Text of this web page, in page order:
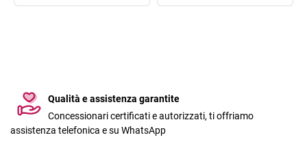
Qualità e assistenza garantite
Concessionari certificati e autorizzati, ti offriamo
assistenza telefonica e su WhatsApp